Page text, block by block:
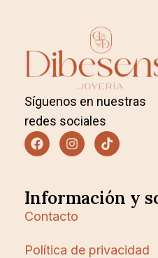
Síguenos en nuestras
redes sociales
Información y
Contacto
Política de privacidad